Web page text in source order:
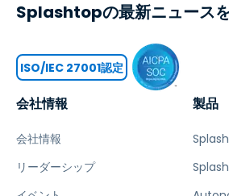
会社情報
会社情報
リーダーシップ
製品
Splashtopの最新ニュース
ISO/IEC 27001認定